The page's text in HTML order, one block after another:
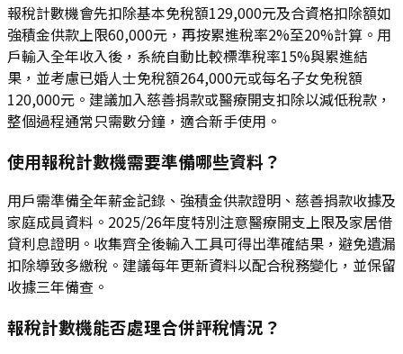
報稅計數機會先扣除基本免稅額129,000元及合資格扣除額如
強積金供款上限60,000元，再按累進稅率2%至20%計算。用
戶輸入全年收入後，系統自動比較標準稅率15%與累進結
果，並考慮已婚人士免稅額264,000元或每名子女免稅額
120,000元。建議加入慈善捐款或醫療開支扣除以減低稅款，
整個過程通常只需數分鐘，適合新手使用。
使用報稅計數機需要準備哪些資料？
用戶需準備全年薪金記錄、強積金供款證明、慈善捐款收據及
家庭成員資料。2025/26年度特別注意醫療開支上限及家居借
貸利息證明。收集齊全後輸入工具可得出準確結果，避免遺漏
扣除導致多繳稅。建議每年更新資料以配合稅務變化，並保留
收據三年備查。
報稅計數機能否處理合併評稅情況？